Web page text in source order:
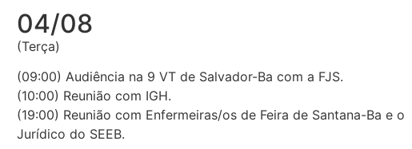
04/08
(Terça)
(09:00) Audiência na 9 VT de Salvador-Ba com a FJS.
(10:00) Reunião com IGH.
(19:00) Reunião com Enfermeiras/os de Feira de Santana-Ba e o
Jurídico do SEEB.